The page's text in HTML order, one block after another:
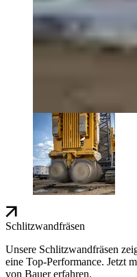
Schlitzwandfräsen
Unsere Schlitzwandfräsen
eine Top-Performance. Jetzt
von Bauer erfahren.